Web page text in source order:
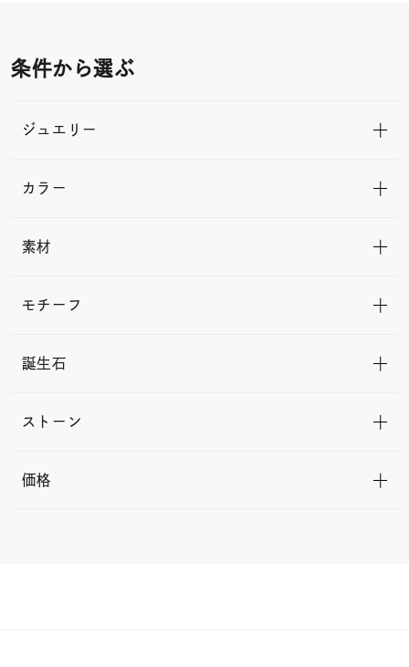
条件から選ぶ
ジュエリー
カラー
素材
モチーフ
誕生石
ストーン
価格